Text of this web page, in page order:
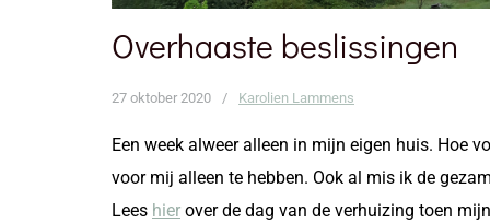
Overhaaste beslissingen
27 oktober 2020 / Karolien Lammens
Een week alweer alleen in mijn eigen huis. Hoe
voor mij alleen te hebben. Ook al mis ik de
Lees hier over de dag van de verhuizing toen